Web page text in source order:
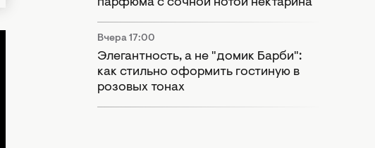
Вчера 17:00
Элегантность, а не "домик Барби":
как стильно оформить гостиную в
розовых тонах